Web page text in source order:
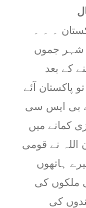
۔ ۔ ۔
شہر جموں
کے بعد
پاکستان آئے
سے بی ایس سی
کمانے میں
اللہ نے قومی
ہاتھوں
ملکوں کی
کی